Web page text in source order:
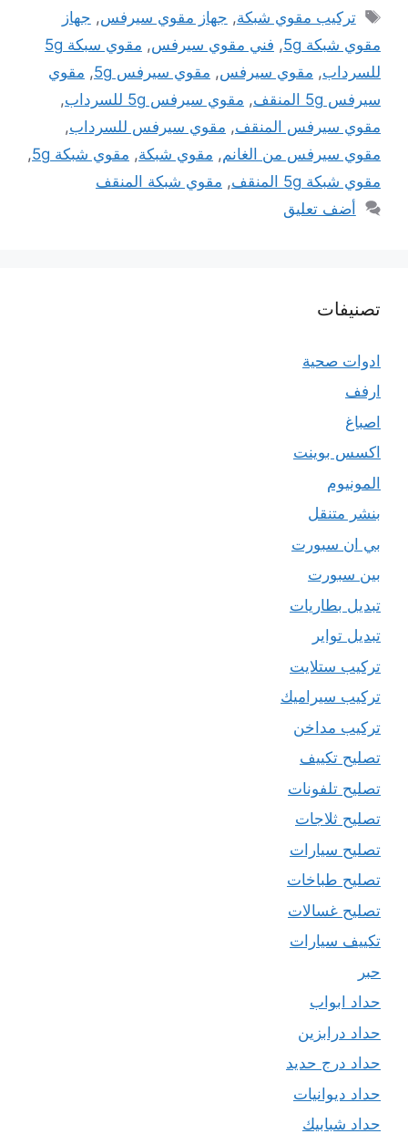
الوسوم
تركيب مقوي شبكة, جهاز مقوي سيرفس, جهاز
مقوي شبكة 5g
, فني مقوي سيرفس,
مقوي سبكة 5g
للسرداب, مقوي سيرفس, مقوي سيرفس 5g , مقوي
سيرفس 5g المنقف
, مقوي سيرفس 5g للسرداب
,
مقوي سيرفس المنقف, مقوي سيرفس للسرداب,
مقوي سيرفس من الغانم, مقوي شبكة, مقوي شبكة 5g
,
مقوي شبكة 5g المنقف
, مقوي شبكة المنقف
أضف تعليق
تصنيفات
ادوات صحية
ارفف
اصباغ
اكسس بوينت
المونيوم
بنشر متنقل
بي ان سبورت
بين سبورت
تبديل بطاريات
تبديل تواير
تركيب ستلايت
تركيب سيراميك
تركيب مداخن
تصليح تكييف
تصليح تلفونات
تصليح ثلاجات
تصليح سيارات
تصليح طباخات
تصليح غسالات
تكييف سيارات
حبر
حداد ابواب
حداد درابزين
حداد درج حديد
حداد ديوانيات
حداد شبابيك